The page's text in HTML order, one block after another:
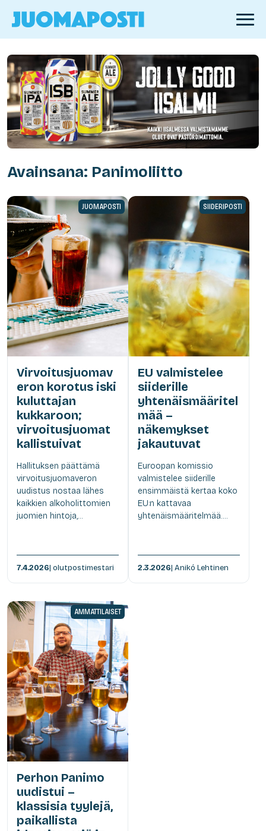
Avainsana: Panimoliitto
JUOMAPOSTI
Virvoitusjuomav
eron korotus iski
kuluttajan
kukkaroon;
virvoitusjuomat
kallistuivat
Hallituksen päättämä
virvoitusjuomaveron
uudistus nostaa lähes
kaikkien alkoholittomien
juomien hintoja,...
7.4.2026| olutpostimestari
SIIDERIPOSTI
EU valmistelee
siiderille
yhtenäismääritel
mää –
näkemykset
jakautuvat
Euroopan komissio
valmistelee siiderille
ensimmäistä kertaa koko
EU:n kattavaa
yhtenäismääritelmää....
2.3.2026| Anikó Lehtinen
AMMATTILAISET
Perhon Panimo
uudistui –
klassisia tyylejä,
paikallista